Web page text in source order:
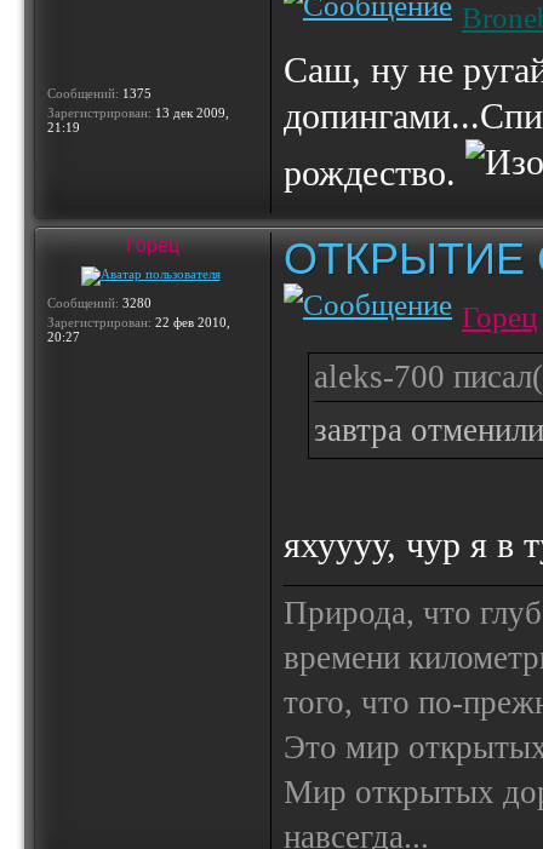
Сообщений: 1375
Зарегистрирован: 13 дек 2009,
21:19
Саш, ну не
рождество.
Горец
Сообщений: 3280
Зарегистрирован: 22 фев 2010,
20:27
ОТКРЫТИЕ
Горец
aleks-700
завтра
яхуууу, чур я в
Природа, что
времени
того, что по-
Это мир
Мир открытых
навсегда...